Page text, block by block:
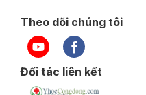
Theo dõi chúng tôi
Đối tác liên kết